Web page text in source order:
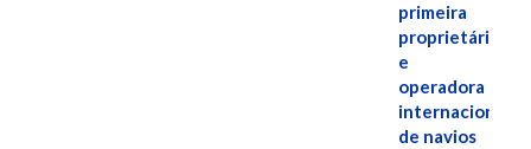
primeira
proprietária
e
operadora
internacional
de navios